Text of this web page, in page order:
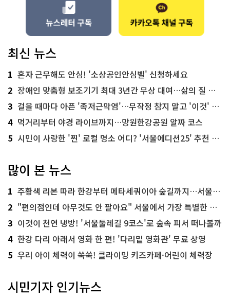
최신 뉴스
1 혼자 근무해도 안심! '소상공인안심벨' 신청하세요
2 장애인 맞춤형 보조기기 최대 3년간 무상 대여…삶의 질 높인다
3 걸을 때마다 아픈 '족저근막염'…무작정 참지 말고 '이것' 해보세요!
4 먹거리부터 야경 라이브까지…망원한강공원 알짜 코스
5 시민이 사랑한 '찐' 로컬 명소 어디? '서울에디션25' 추천 코스
많이 본 뉴스
1 주황색 리본 따라 한강부터 메타세쿼이아 숲길까지…서울둘레길 15코스
2 "편의점인데 아무것도 안 팔아요" 서울에서 가장 특별한 편의점의 정체
3 이것이 천연 냉방! '서울둘레길 9코스'로 숲속 피서 떠나볼까
4 한강 다리 아래서 영화 한 편! '다리밑 영화관' 무료 상영
5 우리 아이 체력이 쑥쑥! 클라이밍 키즈카페·어린이 체력장
시민기자 인기뉴스